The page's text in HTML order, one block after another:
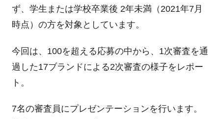
ず、学生または学校卒業後 2年未満（2021年7月
時点）の方を対象としています。
今回は、100を超える応募の中から、1次審査を通
過した17ブランドによる2次審査の様子をレポー
ト。
7名の審査員にプレゼンテーションを行います。